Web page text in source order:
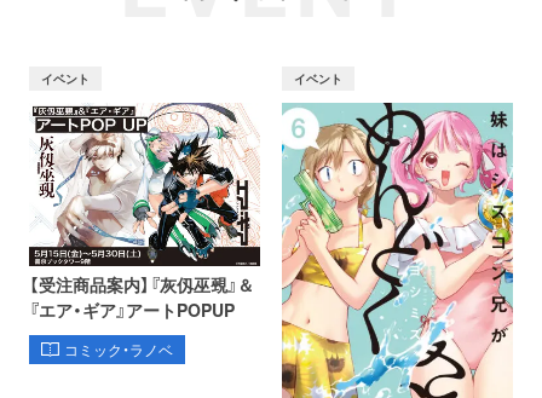
イベント
【受注商品案内】『灰仭巫覡』＆
『エア・ギア』アートPOPUP
コミック・ラノベ
イベント